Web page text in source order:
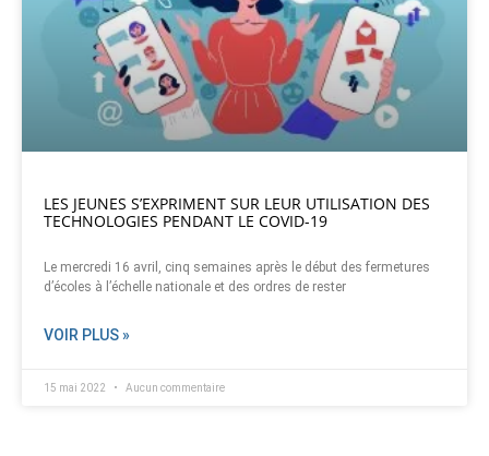
LES JEUNES S’EXPRIMENT SUR LEUR UTILISATION DES
TECHNOLOGIES PENDANT LE COVID-19
Le mercredi 16 avril, cinq semaines après le début des fermetures
d’écoles à l’échelle nationale et des ordres de rester
VOIR PLUS »
15 mai 2022 Aucun commentaire